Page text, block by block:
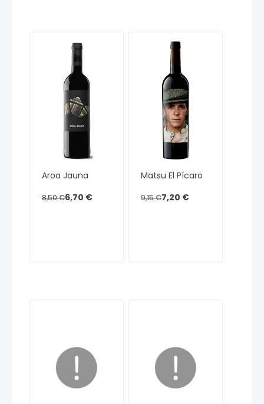
Aroa Jauna
8,50 €6,70 €
Matsu El Pícaro
9,15 €7,20 €